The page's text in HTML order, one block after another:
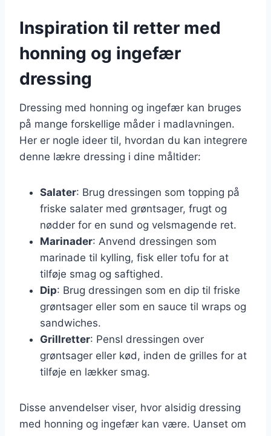
Inspiration til retter med
honning og ingefær
dressing
Dressing med honning og ingefær kan bruges
på mange forskellige måder i madlavningen.
Her er nogle ideer til, hvordan du kan integrere
denne lækre dressing i dine måltider:
Salater: Brug dressingen som topping på
friske salater med grøntsager, frugt og
nødder for en sund og velsmagende ret.
Marinader: Anvend dressingen som
marinade til kylling, fisk eller tofu for at
tilføje smag og saftighed.
Dip: Brug dressingen som en dip til friske
grøntsager eller som en sauce til wraps og
sandwiches.
Grillretter: Pensl dressingen over
grøntsager eller kød, inden de grilles for at
tilføje en lækker smag.
Disse anvendelser viser, hvor alsidig dressing
med honning og ingefær kan være. Uanset om